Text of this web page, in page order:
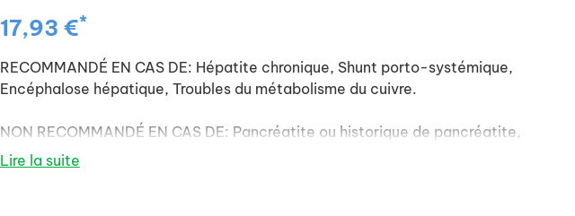
17,93 €*
RECOMMANDÉ EN CAS DE: Hépatite chronique, Shunt porto-systémique,
Encéphalose hépatique, Troubles du métabolisme du cuivre.
NON RECOMMANDÉ EN CAS DE: Pancréatite ou historique de pancréatite,
Hyperlipidémie, Hépatite aiguë sans encéphalose hépatique1, Croissance,
Lire la suite